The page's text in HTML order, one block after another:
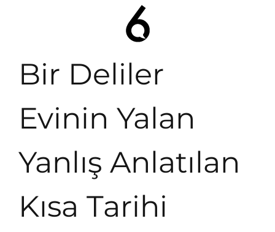
Bir Deliler
Evinin Yalan
Yanlış Anlatılan
Kısa Tarihi